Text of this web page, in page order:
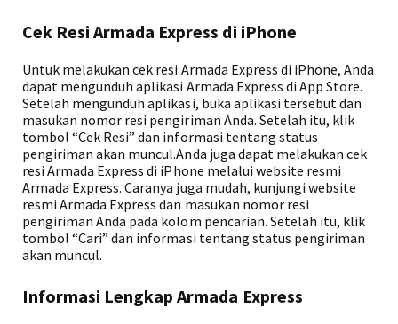
Cek Resi Armada Express di iPhone
Untuk melakukan cek resi Armada Express di iPhone, Anda
dapat mengunduh aplikasi Armada Express di App Store.
Setelah mengunduh aplikasi, buka aplikasi tersebut dan
masukan nomor resi pengiriman Anda. Setelah itu, klik
tombol “Cek Resi” dan informasi tentang status
pengiriman akan muncul.Anda juga dapat melakukan cek
resi Armada Express di iPhone melalui website resmi
Armada Express. Caranya juga mudah, kunjungi website
resmi Armada Express dan masukan nomor resi
pengiriman Anda pada kolom pencarian. Setelah itu, klik
tombol “Cari” dan informasi tentang status pengiriman
akan muncul.
Informasi Lengkap Armada Express